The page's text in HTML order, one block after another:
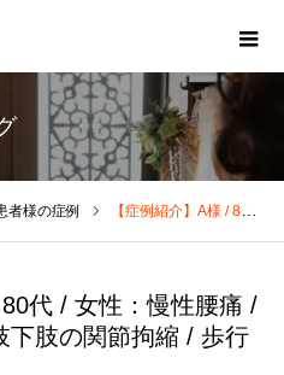
者様の症例 【症例紹介】A様 / 80代 / 女性：慢性腰痛 / 両膝関節痛 / 左上肢下肢の関節拘縮 / 歩行困難≪22回目≫
80代 / 女性：慢性腰痛 /
下肢の関節拘縮 / 歩行